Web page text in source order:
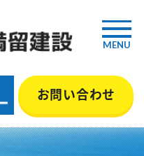
業『満留建
型枠・管工事
お問い合わせ
MENU